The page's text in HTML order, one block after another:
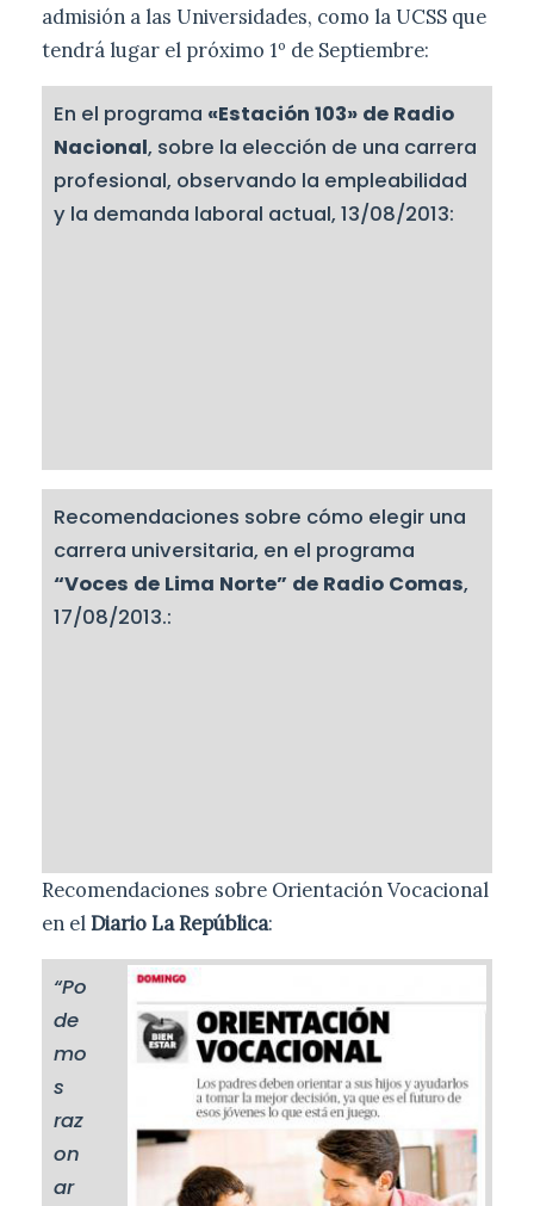
admisión a las Universidades, como la UCSS que
tendrá lugar el próximo 1º de Septiembre:
En el programa «Estación 103» de Radio
Nacional, sobre la elección de una carrera
profesional, observando la empleabilidad
y la demanda laboral actual, 13/08/2013:
Recomendaciones sobre cómo elegir una
carrera universitaria, en el programa
“Voces de Lima Norte” de Radio Comas,
17/08/2013.:
Recomendaciones sobre Orientación Vocacional
en elDiario La República:
“Po
de
mo
s
raz
on
ar